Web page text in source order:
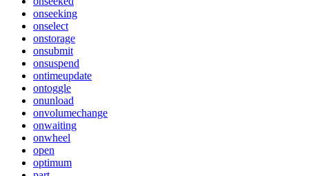
onseeking
onselect
onstorage
onsubmit
onsuspend
ontimeupdate
ontoggle
onunload
onvolumechange
onwaiting
onwheel
open
optimum